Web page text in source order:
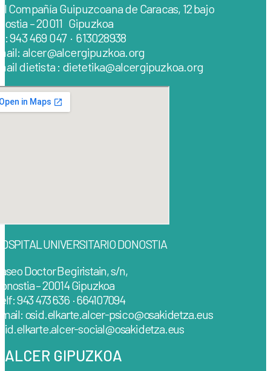
Compañía Guipuzcoana de Caracas, 12 bajo
– 20011 Gipuzkoa
943 469 047 · 613028938
alcer@alcergipuzkoa.org
dietista : dietetika@alcergipuzkoa.org
UNIVERSITARIO DONOSTIA
Doctor Begiristain, s/n,
– 20014 Gipuzkoa
943 473 636 · 664107094
osid.elkarte.alcer-psico@osakidetza.eus
social@osakidetza.eus
ALCER GIPUZKOA